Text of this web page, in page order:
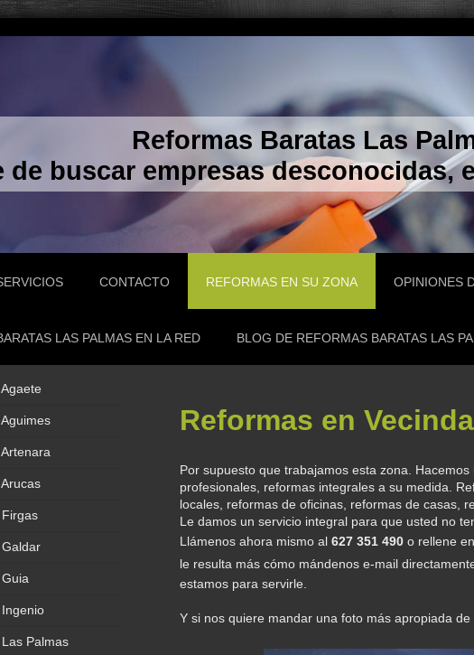
Reformas Baratas Las
de buscar empresas desconocidas,
CONTACTO REFORMAS EN SU ZONA OPINIONES
LAS PALMAS EN LA RED BLOG DE REFORMAS BARATAS LAS
Reformas en
Por supuesto que trabajamos esta zona.
profesionales, reformas integrales a su medida.
locales, reformas de oficinas, reformas de casas,
Le damos un servicio integral para que usted no
Llámenos ahora mismo al627 351 490 o rellene en
le resulta más cómo mándenos e-mail
estamos para servirle.
Y si nos quiere mandar una foto más apropiada
Palmas